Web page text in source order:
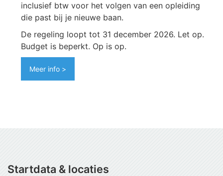
inclusief btw voor het volgen van een opleiding
die past bij je nieuwe baan.
De regeling loopt tot 31 december 2026. Let op.
Budget is beperkt. Op is op.
Meer info >
Startdata & locaties